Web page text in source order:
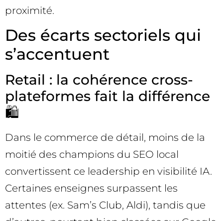
proximité.
Des écarts sectoriels qui
s’accentuent
Retail : la cohérence cross-
plateformes fait la différence
🛍️
Dans le commerce de détail, moins de la
moitié des champions du SEO local
convertissent ce leadership en visibilité IA.
Certaines enseignes surpassent les
attentes (ex. Sam’s Club, Aldi), tandis que